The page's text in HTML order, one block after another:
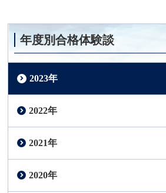
年度別合格体験談
2023年
2022年
2021年
2020年